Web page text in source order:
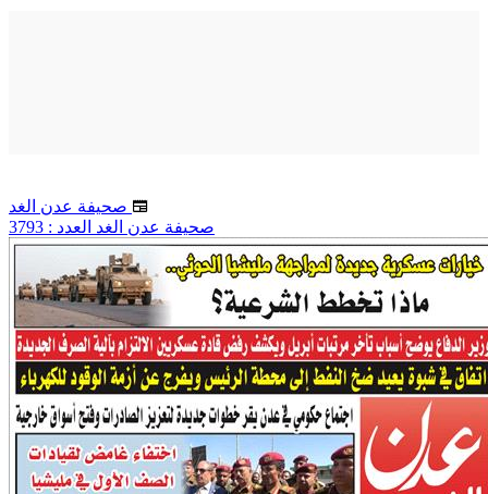
صحيفة عدن الغد العدد : 3793